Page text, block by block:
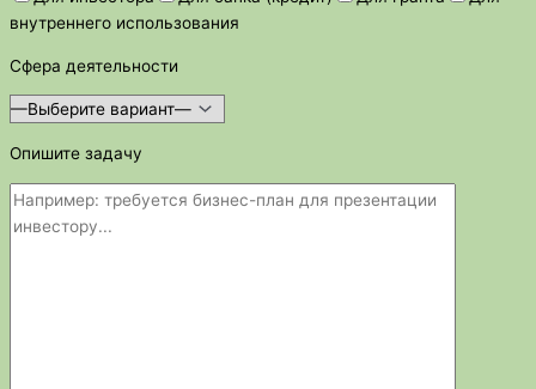
внутреннего использования
Сфера деятельности
Опишите задачу